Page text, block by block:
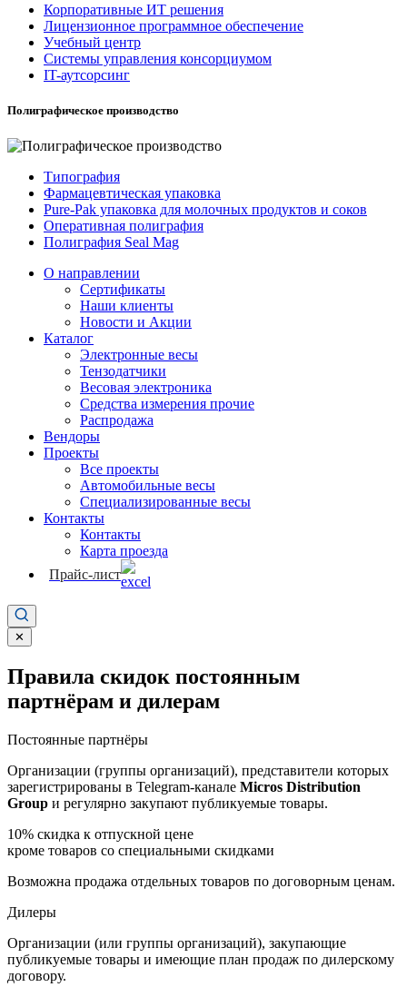
Корпоративные ИТ решения
Лицензионное программное обеспечение
Учебный центр
Системы управления консорциумом
IT-аутсорсинг
Полиграфическое производство
Типография
Фармацевтическая упаковка
Pure-Pak упаковка для молочных продуктов и соков
Оперативная полиграфия
Полиграфия Seal Mag
О направлении
Сертификаты
Наши клиенты
Новости и Акции
Каталог
Электронные весы
Тензодатчики
Весовая электроника
Средства измерения прочие
Распродажа
Вендоры
Проекты
Все проекты
Автомобильные весы
Специализированные весы
Контакты
Контакты
Карта проезда
Прайс-лист
✕
Правила скидок постоянным
партнёрам и дилерам
Постоянные партнёры
Организации (группы организаций), представители которых
зарегистрированы в Telegram-канале Micros Distribution
Group и регулярно закупают публикуемые товары.
10% скидка к отпускной цене
кроме товаров со специальными скидками
Возможна продажа отдельных товаров по договорным ценам.
Дилеры
Организации (или группы организаций), закупающие
публикуемые товары и имеющие план продаж по дилерскому
договору.